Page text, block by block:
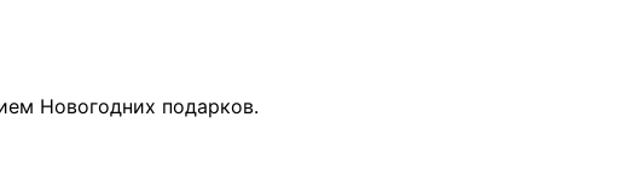
Новогодних подарков.